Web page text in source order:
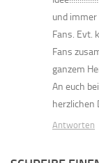
und
Fans. Evt.
Fans
ganzem
An euch
herzlichen
Antworten